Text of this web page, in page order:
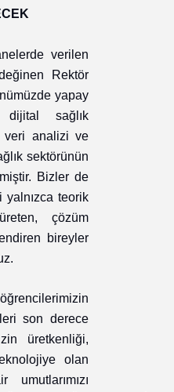
verilen
Rektör
yapay
sağlık
veri analizi ve
sektörünün
Bizler de
teorik
çözüm
bireyler
son derece
üretkenliği,
olan